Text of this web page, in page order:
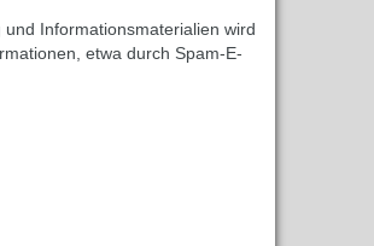
Informationsmaterialien wird
etwa durch Spam-E-